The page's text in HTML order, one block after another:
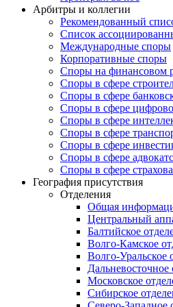
Арбитры и коллегии
Рекомендованный
Список
Международные споры
Корпоративные споры
Споры на финансовом
Споры в сфере
Споры в сфере
Споры в сфере
Споры в сфере
Споры в сфере
Cпоры в сфере
Споры в сфере
Споры в сфере
География присутствия
Отделения
Общая
Центральный
Балтийское
Волго-Камское
Волго-Уральское
Дальневосточное
Московское
Сибирское